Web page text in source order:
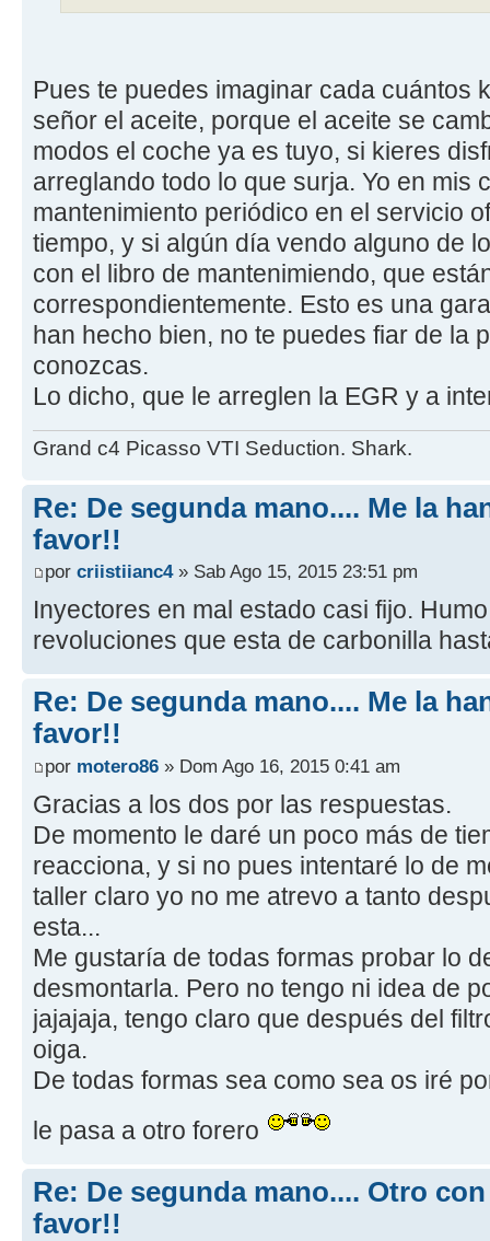
Pues te puedes imaginar cada cuántos
señor el aceite, porque el aceite se
modos el coche ya es tuyo, si kieres
arreglando todo lo que surja. Yo en mis
mantenimiento periódico en el servicio
tiempo, y si algún día vendo alguno de
con el libro de mantenimiendo, que
correspondientemente. Esto es una
han hecho bien, no te puedes fiar de la
conozcas.
Lo dicho, que le arreglen la EGR y a
Grand c4 Picasso VTI Seduction. Shark.
Re: De segunda mano.... Me la
favor!!
por criistiianc4» Sab Ago 15, 2015 23:51 pm
Inyectores en mal estado casi fijo.
revoluciones que esta de carbonilla
Re: De segunda mano.... Me la
favor!!
por motero86 » Dom Ago 16, 2015 0:41 am
Gracias a los dos por las respuestas.
De momento le daré un poco más de
reacciona, y si no pues intentaré lo de
taller claro yo no me atrevo a tanto
esta...
Me gustaría de todas formas probar lo
desmontarla. Pero no tengo ni idea de
jajajaja, tengo claro que después del
oiga.
De todas formas sea como sea os iré
le pasa a otro forero
Re: De segunda mano.... Otro
favor!!